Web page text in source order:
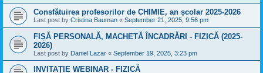
Consfătuirea profesorilor de CHIMIE, an școlar 2025-2026
Last post by Cristina Bauman « September 21, 2025, 9:56 pm
FIȘĂ PERSONALĂ, MACHETĂ ÎNCADRĂRI - FIZICĂ (2025-
2026)
Last post by Daniel Lazar « September 19, 2025, 3:23 pm
INVITAȚIE WEBINAR - FIZICĂ